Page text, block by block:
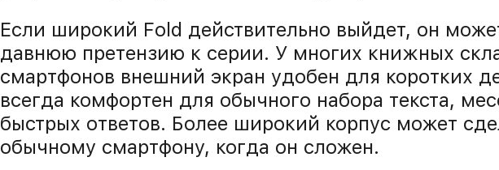
Если широкий Fold действительно выйдет, он
давнюю претензию к серии. У многих книжных
смартфонов внешний экран удобен для коротких
всегда комфортен для обычного набора текста,
быстрых ответов. Более широкий корпус может
обычному смартфону, когда он сложен.